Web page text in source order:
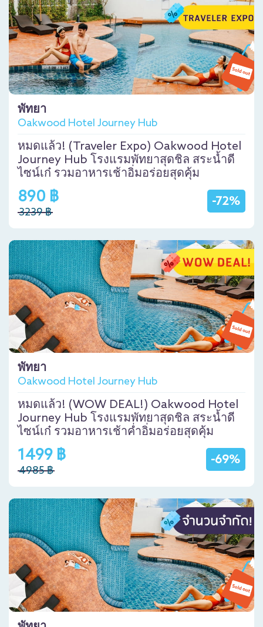
พัทยา
Oakwood Hotel Journey Hub
หมดแล้ว! (Traveler Expo) Oakwood Hotel
Journey Hub โรงแรมพัทยาสุดชิล สระน้ำดี
ไซน์เก๋ รวมอาหารเช้าอิ่มอร่อยสุดคุ้ม
-72%
890 ฿
3239 ฿
พัทยา
Oakwood Hotel Journey Hub
หมดแล้ว! (WOW DEAL!) Oakwood Hotel
Journey Hub โรงแรมพัทยาสุดชิล สระน้ำดี
ไซน์เก๋ รวมอาหารเช้าค่ำอิ่มอร่อยสุดคุ้ม
-69%
1499 ฿
4985 ฿